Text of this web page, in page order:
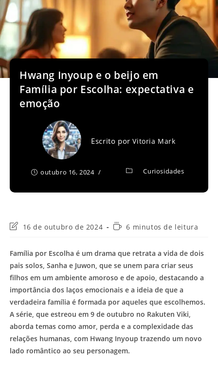
Hwang Inyoup e o beijo em
Família por Escolha: expectativa e
emoção
Escrito porVitoria Mark
outubro 16, 2024 Curiosidades
Última
post:
16 de outubro de 2024
Tempo6 minutos de leitura
Família por Escolha é um drama que retrata a vida de dois
pais solos, Sanha e Juwon, que se unem para criar seus
filhos em um ambiente amoroso e de apoio, destacando a
importância dos laços emocionais e a ideia de que a
verdadeira família é formada por aqueles que escolhemos.
A série, que estreou em 9 de outubro no Rakuten Viki,
aborda temas como amor, perda e a complexidade das
relações humanas, com Hwang Inyoup trazendo um novo
lado romântico ao seu personagem.